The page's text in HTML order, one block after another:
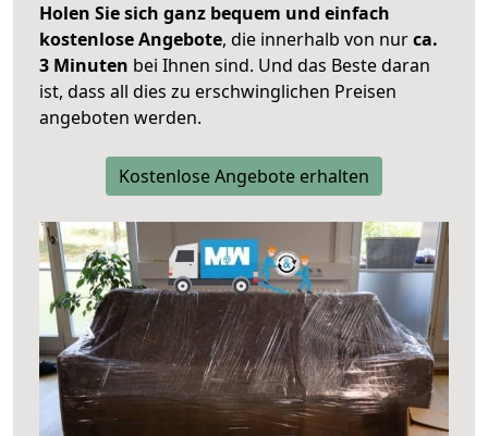
Holen Sie sich ganz bequem und einfach
kostenlose Angebote, die innerhalb von nurca.
3 Minuten bei Ihnen sind. Und das Beste daran
ist, dass all dies zu erschwinglichen Preisen
angeboten werden.
Kostenlose Angebote erhalten